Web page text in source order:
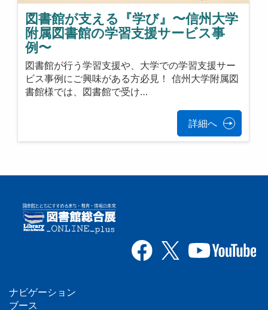
図書館が支える『学び』〜信州大学
附属図書館の学習支援サービス事
例〜
図書館が行う学習支援や、大学での学習支援サー
ビス事例にご興味がある方必見！ 信州大学附属図
書館様では、図書館で受け…
詳細へ
ナビゲーション
ブース